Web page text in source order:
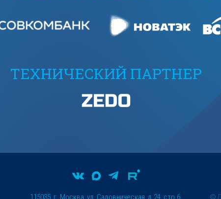
ТЕХНИЧЕСКИЙ ПАРТНЕР
115035, г. Москва, ул. Садовническая, д.24, стр.6. ©